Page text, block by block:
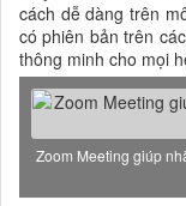
cách dễ dàng trên
có phiên bản trên
thông minh cho mọi
Zoom Meeting giúp